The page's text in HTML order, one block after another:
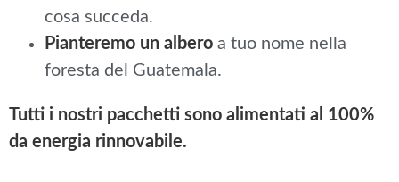
cosa succeda.
Pianteremo un albero a tuo nome nella
foresta del Guatemala.
Tutti i nostri pacchetti sono alimentati al 100%
da energia rinnovabile.